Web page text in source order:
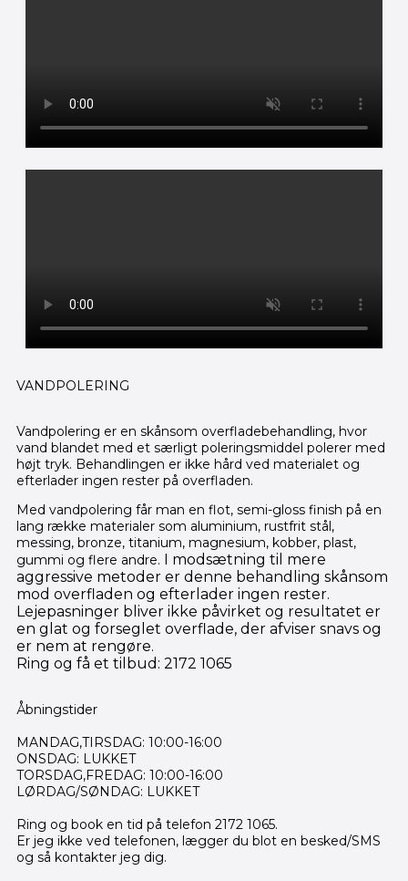
VANDPOLERING
Vandpolering er en skånsom overfladebehandling, hvor
vand blandet med et særligt poleringsmiddel polerer med
højt tryk. Behandlingen er ikke hård ved materialet og
efterlader ingen rester på overfladen.
Med vandpolering får man en flot, semi-gloss finish på en
lang række materialer som aluminium, rustfrit stål,
messing, bronze, titanium, magnesium, kobber, plast,
gummi og flere andre. I modsætning til mere
aggressive metoder er denne behandling skånsom
mod overfladen og efterlader ingen rester.
Lejepasninger bliver ikke påvirket og resultatet er
en glat og forseglet overflade, der afviser snavs og
er nem at rengøre.
Ring og få et tilbud: 2172 1065
Åbningstider
MANDAG,TIRSDAG: 10:00-16:00
ONSDAG: LUKKET
TORSDAG,FREDAG: 10:00-16:00
LØRDAG/SØNDAG: LUKKET
Ring og book en tid på telefon 2172 1065.
Er jeg ikke ved telefonen, lægger du blot en besked/SMS
og så kontakter jeg dig.